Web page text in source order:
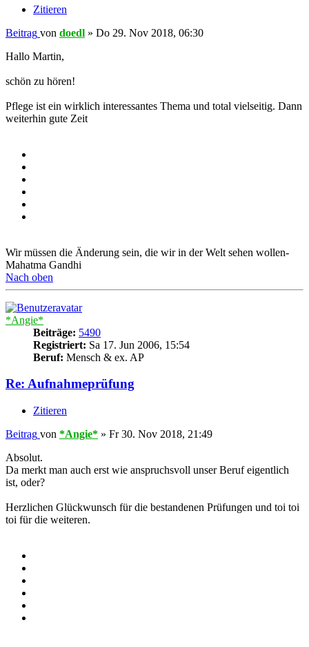
Zitieren
Beitrag von doedl » Do 29. Nov 2018, 06:30
Hallo Martin,
schön zu hören!
Pflege ist ein wirklich interessantes Thema und total vielseitig. Dann
weiterhin gute Zeit
Wir müssen die Änderung sein, die wir in der Welt sehen wollen-
Mahatma Gandhi
Nach oben
*Angie*
Beiträge: 5490
Registriert: Sa 17. Jun 2006, 15:54
Beruf: Mensch & ex. AP
Re: Aufnahmeprüfung
Zitieren
Beitrag von *Angie* » Fr 30. Nov 2018, 21:49
Absolut.
Da merkt man auch erst wie anspruchsvoll unser Beruf eigentlich
ist, oder?
Herzlichen Glückwunsch für die bestandenen Prüfungen und toi toi
toi für die weiteren.